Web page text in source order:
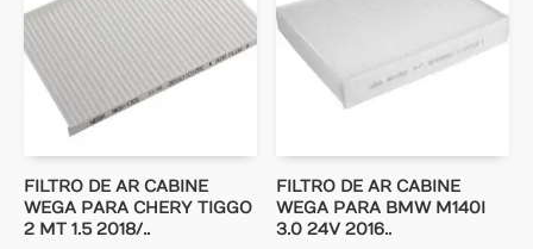
FILTRO DE AR CABINE
WEGA PARA CHERY TIGGO
2 MT 1.5 2018/..
FILTRO DE AR CABINE
WEGA PARA BMW M140I
3.0 24V 2016..